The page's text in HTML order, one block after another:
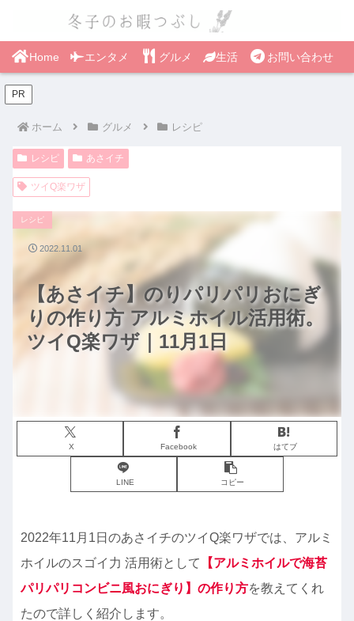
Home エンタメ グルメ 生活 お問い合わせ
PR
ホーム グルメ レシピ
レシピ あさイチ
ツイQ楽ワザ
【あさイチ】のりパリパリおにぎ
りの作り方 アルミホイル活用術。
ツイQ楽ワザ｜11月1日
レシピ
X Facebook はてブ
LINE コピー
2022.11.01
2022年11月1日のあさイチのツイQ楽ワザでは、アルミ
ホイルのスゴイ力 活用術として
【アルミホイルで海苔
パリパリコンビニ風おにぎり】の作り方を教えてくれ
たので詳しく紹介します。